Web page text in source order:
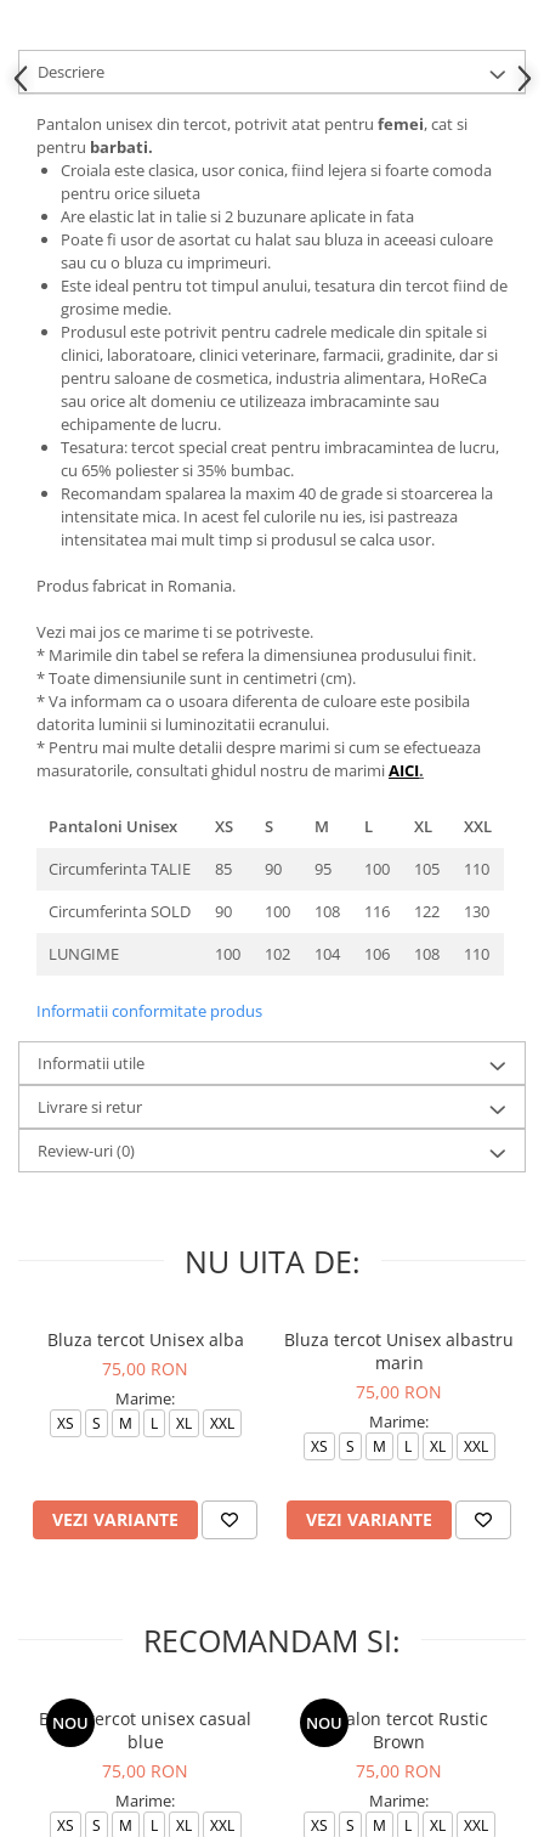
Descriere
Pantalon unisex din tercot, potrivit atat pentru femei, cat si
pentru barbati.
Croiala este clasica, usor conica, fiind lejera si foarte comoda
pentru orice silueta
Are elastic lat in talie si 2 buzunare aplicate in fata
Poate fi usor de asortat cu halat sau bluza in aceeasi culoare
sau cu o bluza cu imprimeuri.
Este ideal pentru tot timpul anului, tesatura din tercot fiind de
grosime medie.
Produsul este potrivit pentru cadrele medicale din spitale si
clinici, laboratoare, clinici veterinare, farmacii, gradinite, dar si
pentru saloane de cosmetica, industria alimentara, HoReCa
sau orice alt domeniu ce utilizeaza imbracaminte sau
echipamente de lucru.
Tesatura: tercot special creat pentru imbracamintea de lucru,
cu 65% poliester si 35% bumbac.
Recomandam spalarea la maxim 40 de grade si stoarcerea la
intensitate mica. In acest fel culorile nu ies, isi pastreaza
intensitatea mai mult timp si produsul se calca usor.
Produs fabricat in Romania.
Vezi mai jos ce marime ti se potriveste.
* Marimile din tabel se refera la dimensiunea produsului finit.
* Toate dimensiunile sunt in centimetri (cm).
* Va informam ca o usoara diferenta de culoare este posibila
datorita luminii si luminozitatii ecranului.
* Pentru mai multe detalii despre marimi si cum se efectueaza
masuratorile, consultati ghidul nostru de marimiAICI.
Pantaloni Unisex XS S M L XL
XXL
Circumferinta TALIE
85 90 95 100 105
110
Circumferinta SOLD
90 100 108 116 122
130
LUNGIME
100 102 104 106 108 110
Informatii conformitate produs
Informatii utile
Livrare si retur
Review-uri(0)
NU UITA DE:
Bluza tercot Unisex alba
75,00 RON
Marime:
XS S M L XL XXL
VEZI VARIANTE
Bluza tercot Unisex albastru
marin
75,00 RON
Marime:
XS S M L XL XXL
VEZI VARIANTE
RECOMANDAM SI:
NOU
Bluza tercot unisex casual
blue
75,00 RON
Marime:
XS S M L XL XXL
NOU
Pantalon tercot Rustic
Brown
75,00 RON
Marime:
XS S M L XL XXL